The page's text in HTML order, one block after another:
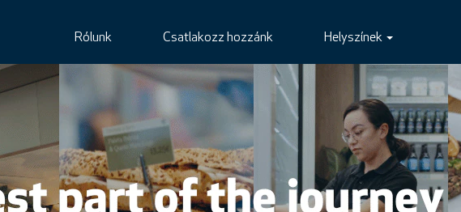
Rólunk Csatlakozz hozzánk Helyszínek